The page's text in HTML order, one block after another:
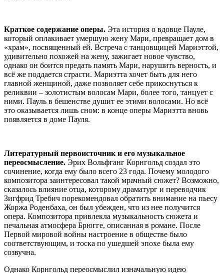
Краткое содержание оперы. Эта история о вдовце Пауле,
который оплакивает умершую жену Мари, превращает дом в
«храм», посвященный ей. Встреча с танцовщицей Мариэттой,
удивительно похожей на жену, зажигает новое чувство,
однако он боится предать память Мари, нарушить верность, и
всё же поддается страсти. Мариэтта хочет быть для него
главной женщиной, даже позволяет себе прикоснуться к
реликвии – золотистым волосам Мари, более того, танцует с
ними. Пауль в бешенстве душит ее этими волосами. Но всё
это оказывается лишь сном: в конце оперы Мариэтта вновь
появляется в доме Пауля.
Литературный первоисточник и его музыкальное
переосмысление. Эрих Вольфганг Корнгольд создал это
сочинение, когда ему было всего 23 года. Почему молодого
композитора заинтересовал такой мрачный сюжет? Возможно,
сказалось влияние отца, которому драматург и переводчик
Зигфрид Требич порекомендовал обратить внимание на пьесу
Жоржа Роденбаха, он был убежден, что из нее получится
опера. Композитора привлекла музыкальность сюжета и
печальная атмосфера Брюгге, описанная в романе. После
Первой мировой войны настроение в обществе было
соответствующим, и тоска по ушедшей эпохе была ему
созвучна.
Однако Корнгольд переосмыслил изначальную идею